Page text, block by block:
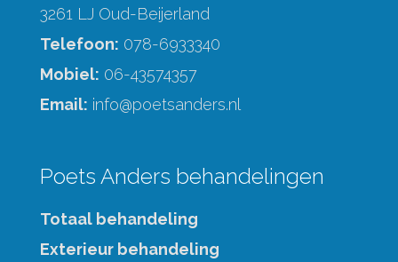
3261 LJ Oud-Beijerland
Telefoon: 078-6933340
Mobiel: 06-43574357
Email: info@poetsanders.nl
Poets Anders behandelingen
Totaal behandeling
Exterieur behandeling